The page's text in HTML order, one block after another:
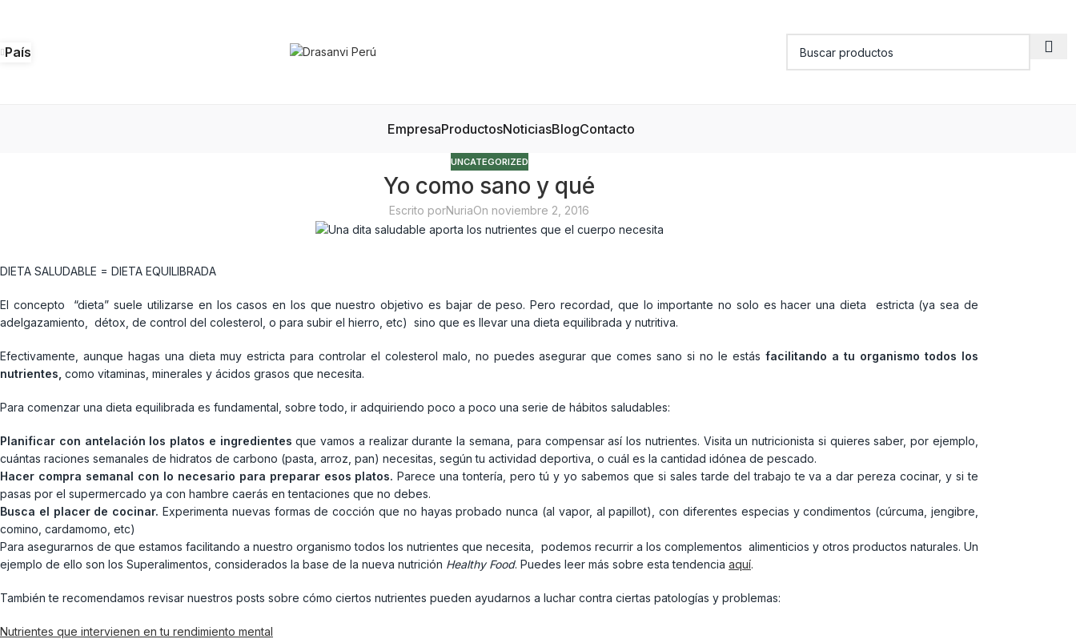
País
EmpresaProductosNoticiasBlogContacto
UNCATEGORIZED
Yo como sano y qué
Escrito porNuriaOn noviembre 2, 2016
DIETA SALUDABLE = DIETA EQUILIBRADA
El concepto “dieta” suele utilizarse en los casos en los que nuestro objetivo es bajar de peso. Pero recordad, que lo importante no solo es hacer una dieta estricta (ya sea de
adelgazamiento, détox, de control del colesterol, o para subir el hierro, etc) sino que es llevar una dieta equilibrada y nutritiva.
Efectivamente, aunque hagas una dieta muy estricta para controlar el colesterol malo, no puedes asegurar que comes sano si no le estásfacilitando a tu organismo todos los
nutrientes, como vitaminas, minerales y ácidos grasos que necesita.
Para comenzar una dieta equilibrada es fundamental, sobre todo, ir adquiriendo poco a poco una serie de hábitos saludables:
Planificar con antelación los platos e ingredientes que vamos a realizar durante la semana, para compensar así los nutrientes. Visita un nutricionista si quieres saber, por ejemplo,
cuántas raciones semanales de hidratos de carbono (pasta, arroz, pan) necesitas, según tu actividad deportiva, o cuál es la cantidad idónea de pescado.
Hacer compra semanal con lo necesario para preparar esos platos.Parece una tontería, pero tú y yo sabemos que si sales tarde del trabajo te va a dar pereza cocinar, y si te
pasas por el supermercado ya con hambre caerás en tentaciones que no debes.
Busca el placer de cocinar. Experimenta nuevas formas de cocción que no hayas probado nunca (al vapor, al papillot), con diferentes especias y condimentos (cúrcuma, jengibre,
comino, cardamomo, etc)
Para asegurarnos de que estamos facilitando a nuestro organismo todos los nutrientes que necesita, podemos recurrir a los complementos alimenticios y otros productos naturales. Un
ejemplo de ello son los Superalimentos, considerados la base de la nueva nutrición Healthy Food. Puedes leer más sobre esta tendencia aquí.
También te recomendamos revisar nuestros posts sobre cómo ciertos nutrientes pueden ayudarnos a luchar contra ciertas patologías y problemas:
Nutrientes que intervienen en tu rendimiento mental